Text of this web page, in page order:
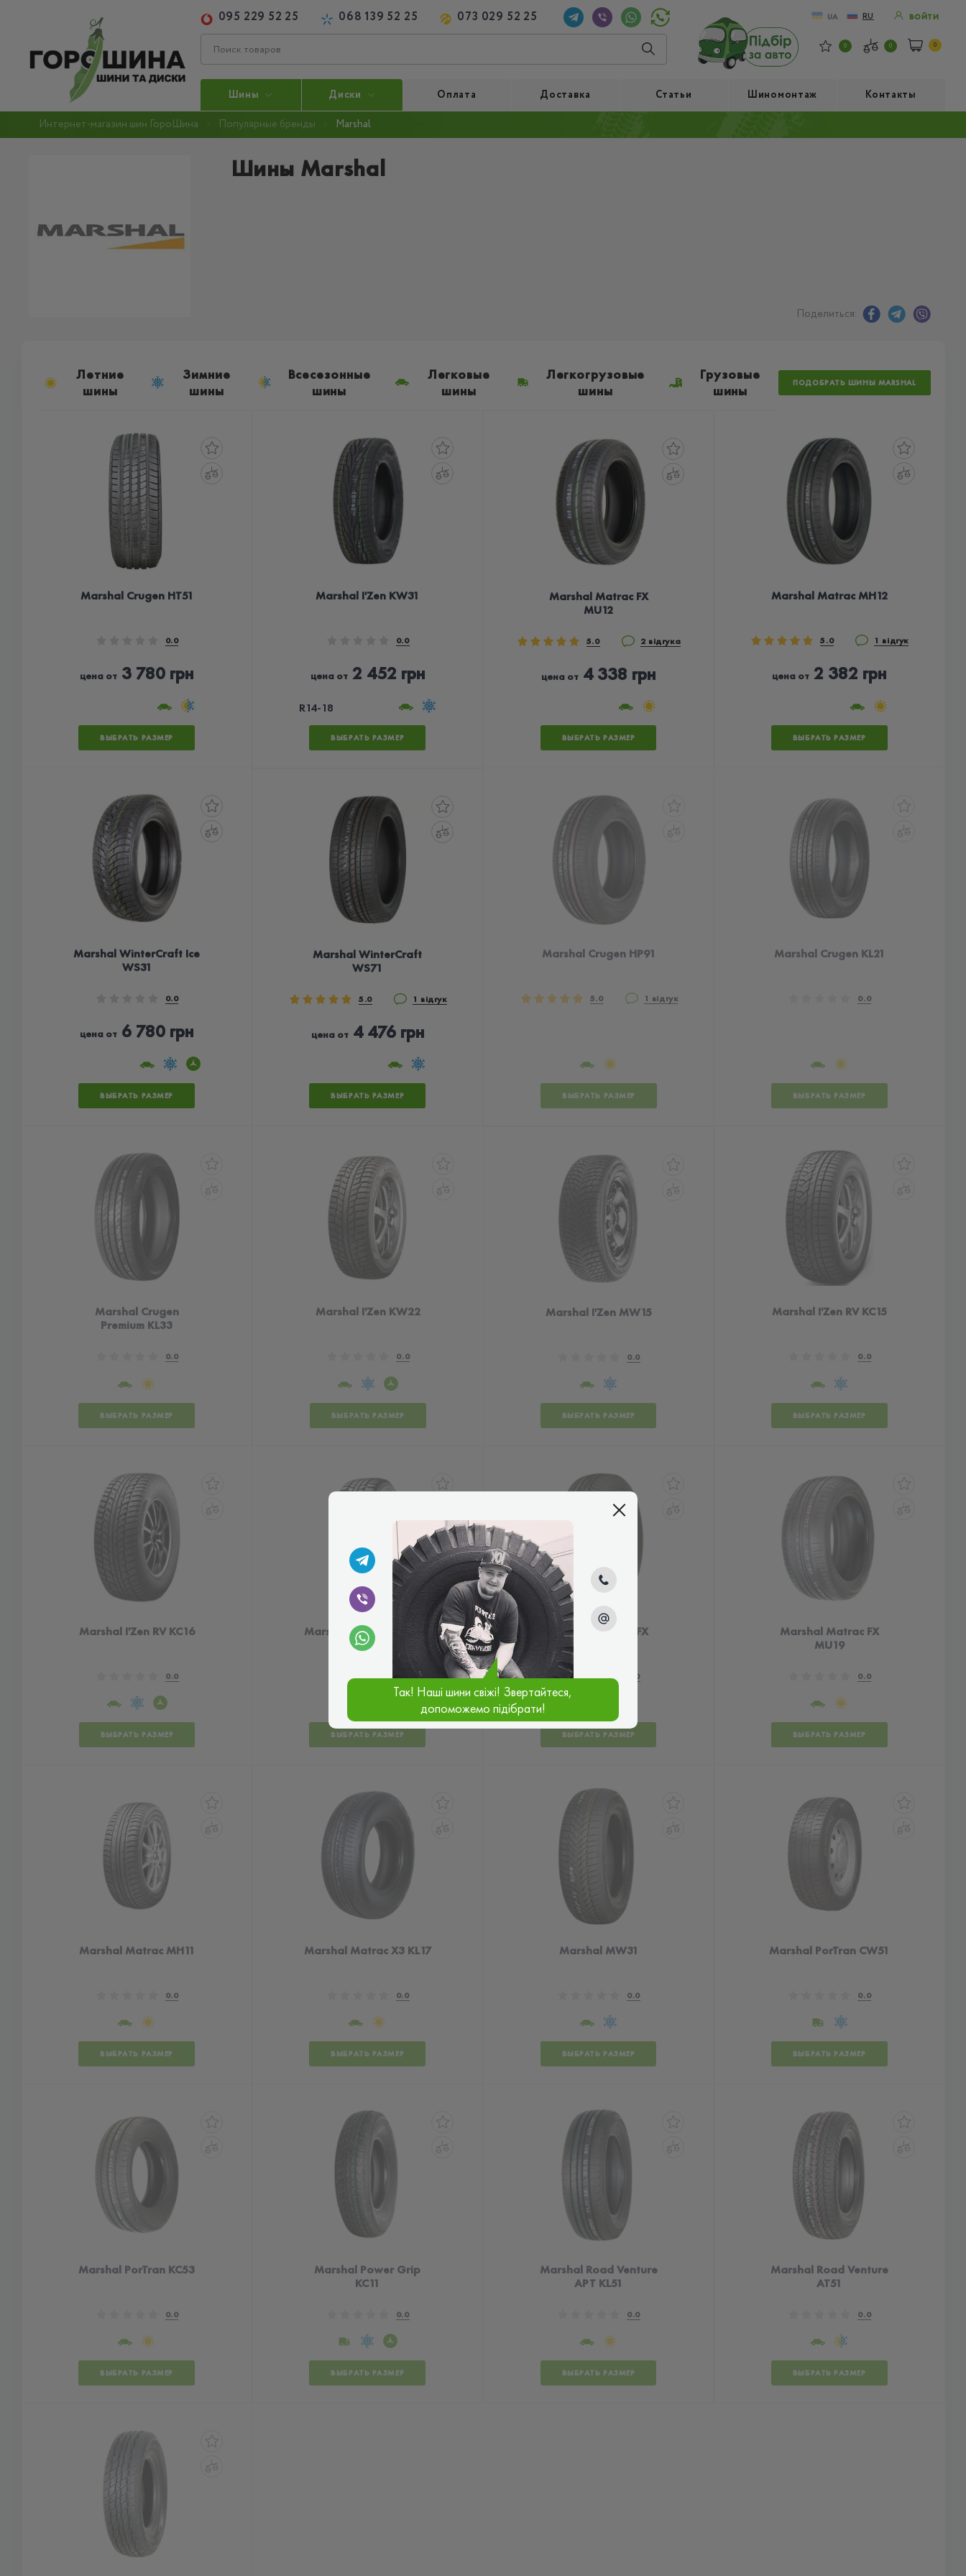
095 229 52 25 068 139 52 25 073 029 52 25 UA RU ВОЙТИ
0 0 0
Шины Диски Оплата Доставка Статьи Шиномонтаж Контакты
Интернет-магазин шин ГороШина Популярные бренды Marshal
Шины Marshal
Поделиться:
Летние
шины
Зимние
шины
Всесезонные
шины
Легковые
шины
Легкогрузовые
шины
Грузовые
шины
ПОДОБРАТЬ ШИНЫ MARSHAL
Marshal Crugen HT51
0.0
цена от 3 780 грн
ВЫБРАТЬ РАЗМЕР
Marshal I'Zen KW31
0.0
цена от2 452 грн
R14-18
ВЫБРАТЬ РАЗМЕР
Marshal Matrac FX
MU12
5.0 2 відгука
цена от 4 338 грн
ВЫБРАТЬ РАЗМЕР
Marshal Matrac MH12
5.0 1 відгук
цена от 2 382 грн
ВЫБРАТЬ РАЗМЕР
Marshal WinterCraft Ice
WS31
0.0
цена от 6 780 грн
ВЫБРАТЬ РАЗМЕР
Marshal WinterCraft
WS71
5.0 1 відгук
цена от4 476 грн
ВЫБРАТЬ РАЗМЕР
Marshal Crugen HP91
5.0 1 відгук
ВЫБРАТЬ РАЗМЕР
Marshal Crugen KL21
0.0
ВЫБРАТЬ РАЗМЕР
Marshal Crugen
Premium KL33
0.0
ВЫБРАТЬ РАЗМЕР
Marshal I'Zen KW22
0.0
ВЫБРАТЬ РАЗМЕР
Marshal I'Zen MW15
0.0
ВЫБРАТЬ РАЗМЕР
Marshal I'Zen RV KC15
0.0
ВЫБРАТЬ РАЗМЕР
Marshal I'Zen RV KC16
0.0
ВЫБРАТЬ РАЗМЕР
Marshal I'Zen Wis KW19
0.0
ВЫБРАТЬ РАЗМЕР
Marshal Matrac FX
0.0
ВЫБРАТЬ РАЗМЕР
Marshal Matrac FX
MU19
0.0
ВЫБРАТЬ РАЗМЕР
Marshal Matrac MH11
0.0
ВЫБРАТЬ РАЗМЕР
Marshal Matrac X3 KL17
0.0
ВЫБРАТЬ РАЗМЕР
Marshal MW31
0.0
ВЫБРАТЬ РАЗМЕР
Marshal PorTran CW51
0.0
ВЫБРАТЬ РАЗМЕР
Marshal PorTran KC53
0.0
ВЫБРАТЬ РАЗМЕР
Marshal Power Grip
KC11
0.0
ВЫБРАТЬ РАЗМЕР
Marshal Road Venture
APT KL51
0.0
ВЫБРАТЬ РАЗМЕР
Marshal Road Venture
AT51
0.0
ВЫБРАТЬ РАЗМЕР
Так! Наші шини свіжі! Звертайтеся,
допоможемо підібрати!